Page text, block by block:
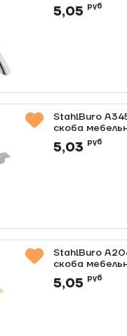
Артикул:
5,05 руб
StahlBuro
скоба
Артикул:
5,03 руб
StahlBuro
скоба
Артикул:
5,05 руб